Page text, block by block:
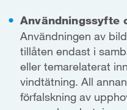
Användningssyfte
Användningen av
tillåten endast i
eller temarelaterat
vindtätning. All
förfalskning av